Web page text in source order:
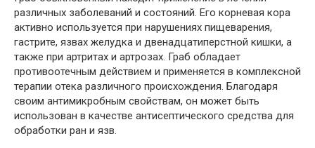
различных заболеваний и состояний. Его корневая кора
активно используется при нарушениях пищеварения,
гастрите, язвах желудка и двенадцатиперстной кишки, а
также при артритах и артрозах. Граб обладает
противоотечным действием и применяется в комплексной
терапии отека различного происхождения. Благодаря
своим антимикробным свойствам, он может быть
использован в качестве антисептического средства для
обработки ран и язв.